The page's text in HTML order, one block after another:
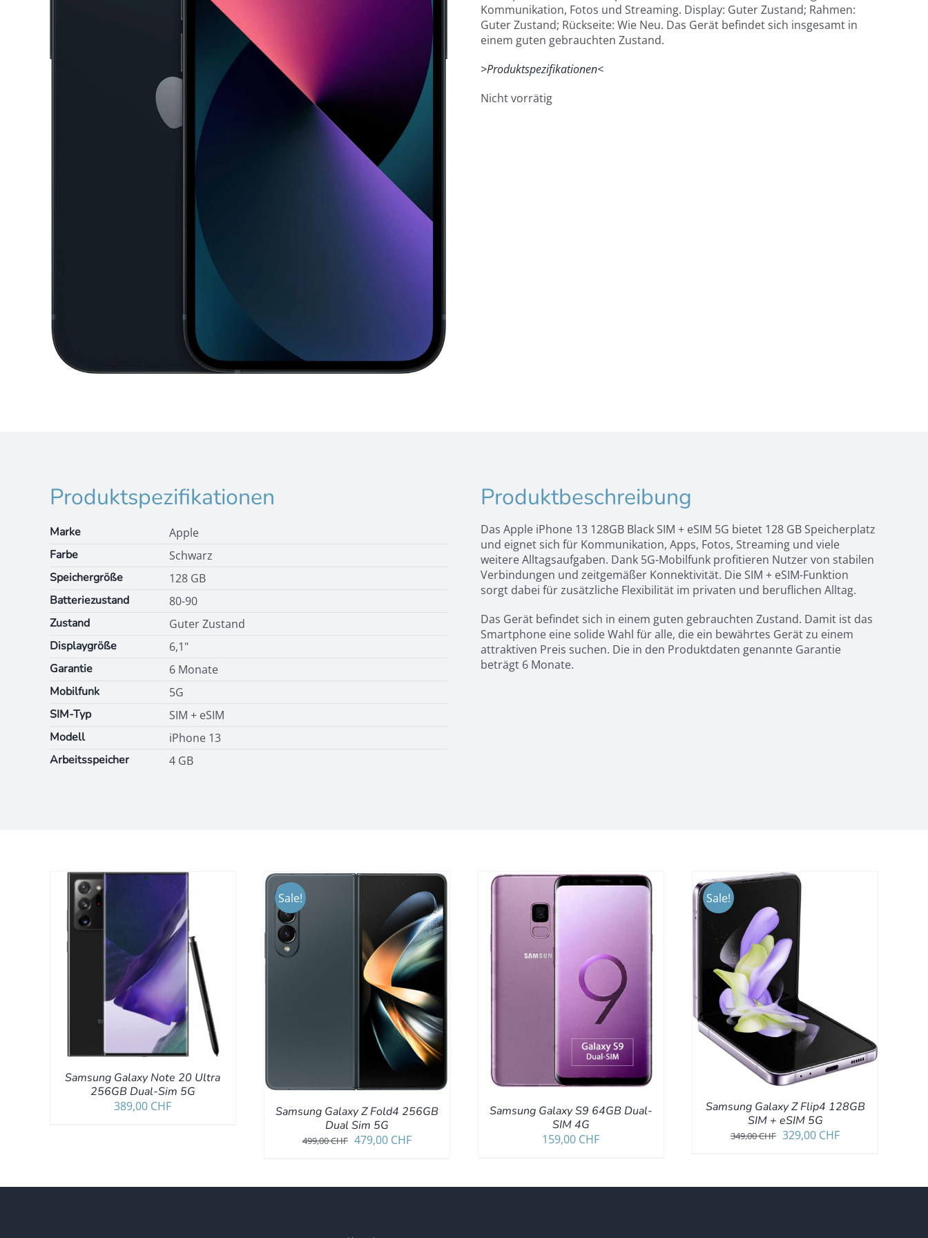
Kommunikation, Fotos und Streaming. Display: Guter Zustand; Rahmen:
Guter Zustand; Rückseite: Wie Neu. Das Gerät befindet sich insgesamt in
einem guten gebrauchten Zustand.
>Produktspezifikationen<
Nicht vorrätig
Produktspezifikationen
Marke
Apple
Farbe
Schwarz
Speichergröße
128 GB
Batteriezustand
80-90
Zustand
Guter Zustand
Displaygröße
6,1"
Garantie
6 Monate
Mobilfunk
5G
SIM-Typ
SIM + eSIM
Modell
iPhone 13
Arbeitsspeicher
4 GB
Produktbeschreibung
Das Apple iPhone 13 128GB Black SIM + eSIM 5G bietet 128 GB Speicherplatz
und eignet sich für Kommunikation, Apps, Fotos, Streaming und viele
weitere Alltagsaufgaben. Dank 5G-Mobilfunk profitieren Nutzer von stabilen
Verbindungen und zeitgemäßer Konnektivität. Die SIM + eSIM-Funktion
sorgt dabei für zusätzliche Flexibilität im privaten und beruflichen Alltag.
Das Gerät befindet sich in einem guten gebrauchten Zustand. Damit ist das
Smartphone eine solide Wahl für alle, die ein bewährtes Gerät zu einem
attraktiven Preis suchen. Die in den Produktdaten genannte Garantie
beträgt 6 Monate.
Samsung Galaxy Note 20 Ultra
256GB Dual-Sim 5G
389,00 CHF
Sale!
IN DEN WARENKORB /
Samsung Galaxy Z Fold4 256GB
Dual Sim 5G
499,00CHF Ursprünglicher
499,00 CHF
479,00 CHFAktueller
479,00 CHF.
IN DEN WARENKORB
Samsung Galaxy S9 64GB Dual-
SIM 4G
159,00 CHF
Sale!
IN DEN WARENKORB / DETAILS
Samsung Galaxy Z Flip4 128GB
SIM + eSIM 5G
349,00CHF Ursprünglicher
329,00 CHFAktueller